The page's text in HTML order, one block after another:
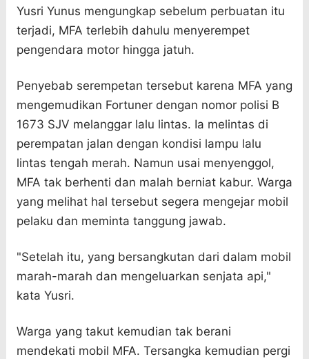
Yusri Yunus mengungkap sebelum perbuatan itu
terjadi, MFA terlebih dahulu menyerempet
pengendara motor hingga jatuh.
Penyebab serempetan tersebut karena MFA yang
mengemudikan Fortuner dengan nomor polisi B
1673 SJV melanggar lalu lintas. Ia melintas di
perempatan jalan dengan kondisi lampu lalu
lintas tengah merah. Namun usai menyenggol,
MFA tak berhenti dan malah berniat kabur. Warga
yang melihat hal tersebut segera mengejar mobil
pelaku dan meminta tanggung jawab.
"Setelah itu, yang bersangkutan dari dalam mobil
marah-marah dan mengeluarkan senjata api,"
kata Yusri.
Warga yang takut kemudian tak berani
mendekati mobil MFA. Tersangka kemudian pergi